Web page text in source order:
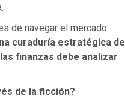
de navegar el mercado
curaduría estratégica de
finanzas debe analizar
de la ficción?